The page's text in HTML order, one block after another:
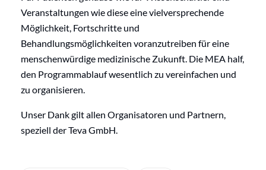
Veranstaltungen wie diese eine vielversprechende
Möglichkeit, Fortschritte und
Behandlungsmöglichkeiten voranzutreiben für eine
menschenwürdige medizinische Zukunft. Die MEA half,
den Programmablauf wesentlich zu vereinfachen und
zu organisieren.
Unser Dank gilt allen Organisatoren und Partnern,
speziell der Teva GmbH.